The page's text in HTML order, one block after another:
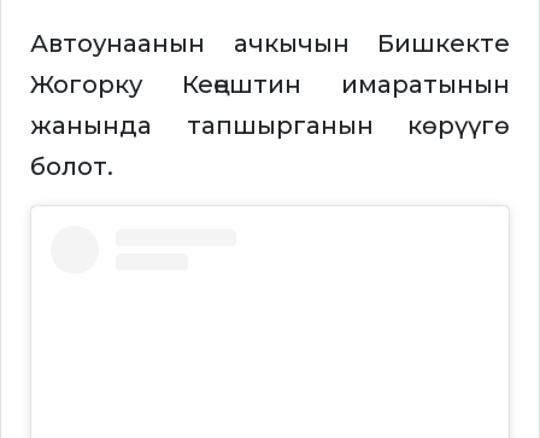
Автоунаанын ачкычын Бишкекте
Жогорку Кеңештин имаратынын
жанында тапшырганын көрүүгө
болот.